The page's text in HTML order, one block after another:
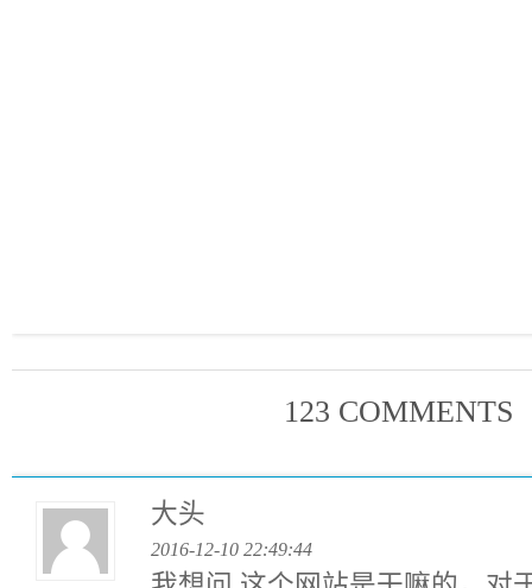
123 COMMENTS
大头
2016-12-10 22:49:44